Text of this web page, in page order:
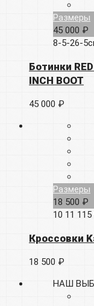
Размеры
45 000 ₽
8-5-26-
Ботинки
INCH BOOT
45 000 ₽
Размеры
18 500 ₽
10 11 115
Кроссовки
18 500 ₽
НАШ